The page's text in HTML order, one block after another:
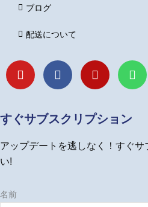
ブログ
配送について
Y
o
u
u
b
F
a
c
b
o
k
n
s
a
g
a
L
i
n
すぐサブスクリプション
アップデートを逃しなく！すぐ
い!
名前